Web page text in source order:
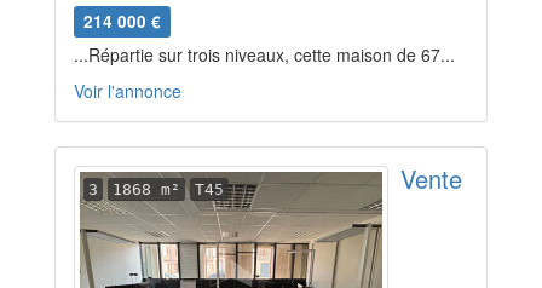
214 000 €
...Répartie sur trois niveaux, cette maison de 67...
Voir l'annonce
3 1868 m² T45 Vente